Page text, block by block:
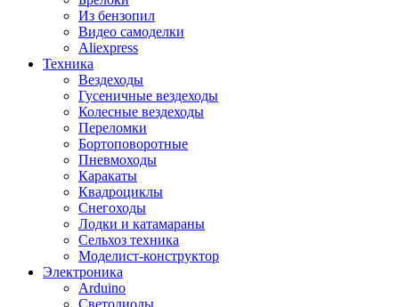
Из бензопил
Видео самоделки
Aliexpress
Техника
Вездеходы
Гусеничные вездеходы
Колесные вездеходы
Переломки
Бортоповоротные
Пневмоходы
Каракаты
Квадроциклы
Снегоходы
Лодки и катамараны
Сельхоз техника
Моделист-конструктор
Электроника
Arduino
Светодиоды